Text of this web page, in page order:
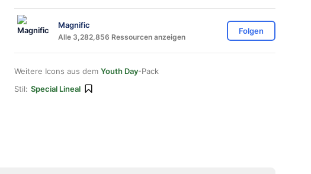
Magnific
Alle 3,282,856 Ressourcen anzeigen
Folgen
Weitere Icons aus dem Youth Day-Pack
Stil: Special Lineal